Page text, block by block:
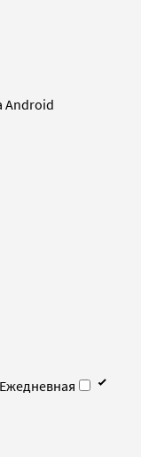
Android
Ежедневная